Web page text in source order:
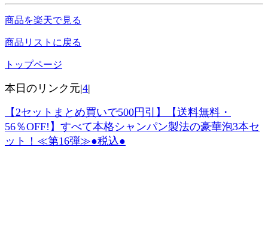
商品を楽天で見る
商品リストに戻る
トップページ
本日のリンク元|4|
【2セットまとめ買いで500円引】【送料無料・
56％OFF!】すべて本格シャンパン製法の豪華泡3本セ
ット！≪第16弾≫●税込●